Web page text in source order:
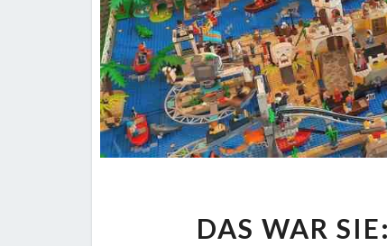
DAS WAR